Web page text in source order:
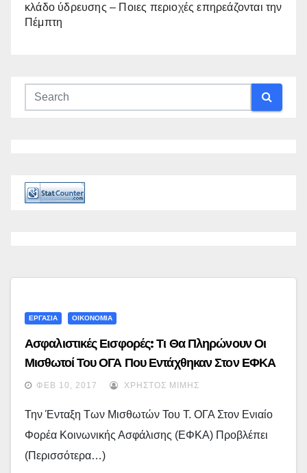
κλάδο ύδρευσης – Ποιες περιοχές επηρεάζονται την
Πέμπτη
ΕΡΓΑΣΙΑ ΟΙΚΟΝΟΜΙΑ
Ασφαλιστικές Εισφορές: Τι Θα Πληρώνουν Οι
Μισθωτοί Του ΟΓΑ Που Εντάχθηκαν Στον ΕΦΚΑ
ΦΕΒ 10, 2017 ΧΡΉΣΤΟΣ ΜΊΜΗΣ
Την Ένταξη Των Μισθωτών Του Τ. ΟΓΑ Στον Ενιαίο
Φορέα Κοινωνικής Ασφάλισης (ΕΦΚΑ) Προβλέπει
(περισσότερα…)